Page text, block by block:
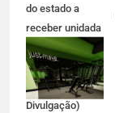
do estado a
receber unidada
da marca de
equipamentos
(Foto:
Divulgação)